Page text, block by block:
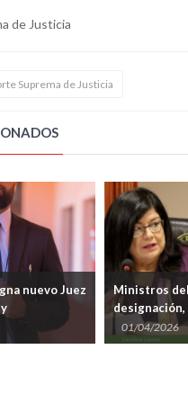
de Justicia
Suprema de Justicia
nuevo Juez
Ministros
ascenso de
01/04/2026